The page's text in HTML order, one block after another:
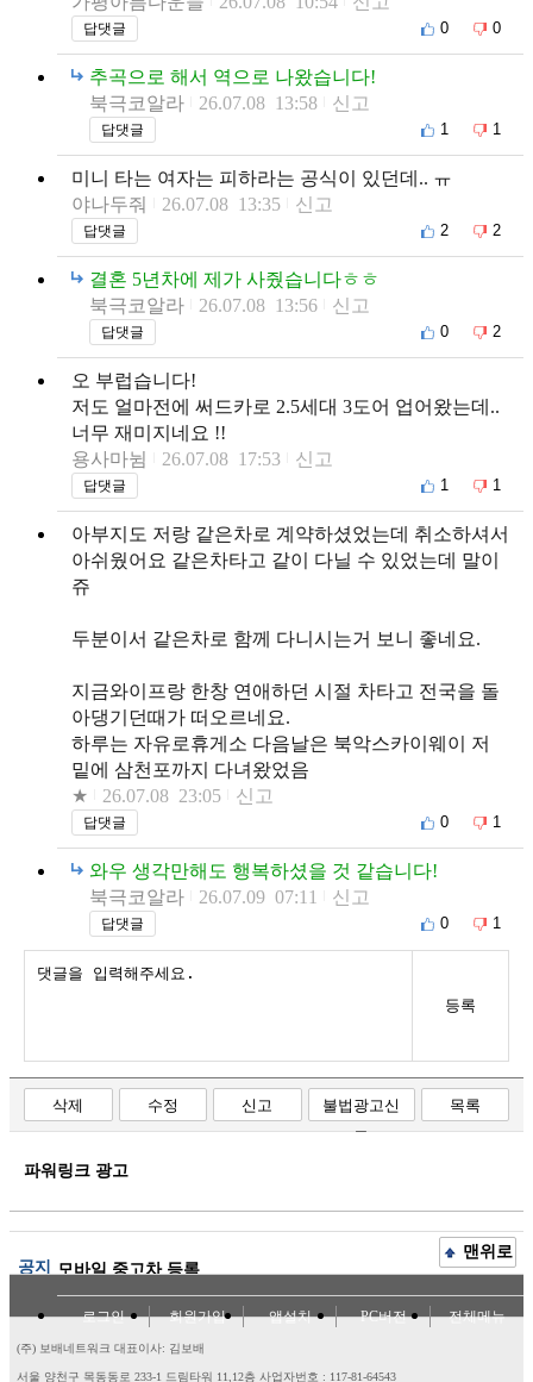
답댓글 0 0
추곡으로 해서 역으로 나왔습니다!
북극코알라
26.07.08 13:58 신고
답댓글 1 1
미니 타는 여자는 피하라는 공식이 있던데.. ㅠ
야나두줘
26.07.08 13:35 신고
답댓글 2 2
결혼 5년차에 제가 사줬습니다ㅎㅎ
북극코알라
26.07.08 13:56 신고
답댓글 0 2
오 부럽습니다!
저도 얼마전에 써드카로 2.5세대 3도어 업어왔는데..
너무 재미지네요 !!
용사마뉨
26.07.08 17:53 신고
답댓글 1 1
아부지도 저랑 같은차로 계약하셨었는데 취소하셔서
아쉬웠어요 같은차타고 같이 다닐 수 있었는데 말이
쥬
두분이서 같은차로 함께 다니시는거 보니 좋네요.
지금와이프랑 한창 연애하던 시절 차타고 전국을 돌
아댕기던때가 떠오르네요.
하루는 자유로휴게소 다음날은 북악스카이웨이 저
밑에 삼천포까지 다녀왔었음
★
26.07.08 23:05 신고
답댓글 0 1
와우 생각만해도 행복하셨을 것 같습니다!
북극코알라
26.07.09 07:11 신고
답댓글 0 1
등록
삭제 수정 신고
불법광고신
고
목록
파워링크 광고
공지 모바일 중고차 등록
맨위로
로그인 회원가입 앱설치 PC버전 전체메뉴
(주) 보배네트워크 대표이사: 김보배
서울 양천구 목동동로 233-1 드림타워 11,12층 사업자번호 : 117-81-64543